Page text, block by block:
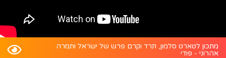
מתכון לטארט סלמון, תרד וקרם פרש של ישראל ותמרה
אהרוני - פודי